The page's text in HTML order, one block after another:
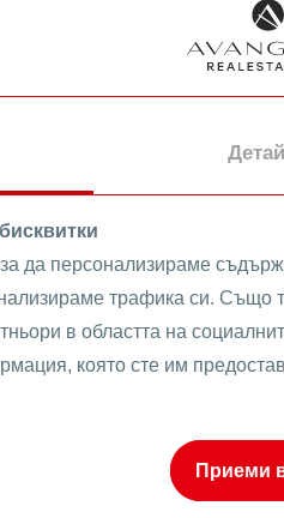
Търговско
Имоти в
да персонализираме
трафика си. Също
в областта на
която сте им
Приеми